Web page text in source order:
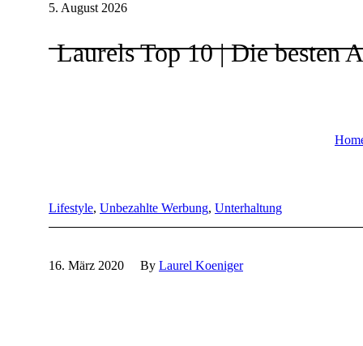
5. August 2026
Laurels Top 10 | Die besten
Lifestyle, Unbezahlte Werbung, Unterhaltung
16. März 2020 By Laurel Koeniger